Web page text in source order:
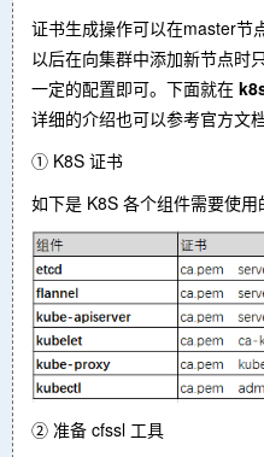
证书生成操作可以在master节
以后在向集群中添加新节点时
一定的配置即可。下面就在
详细的介绍也可以参考官方文档
① K8S 证书
如下是 K8S 各个组件需要使用
② 准备 cfssl 工具